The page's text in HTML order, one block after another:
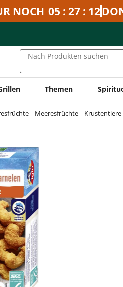
NOCH 05 : 27 : 12
Nach Produkten suchen
Themen
Meeresfrüchte Krustentiere